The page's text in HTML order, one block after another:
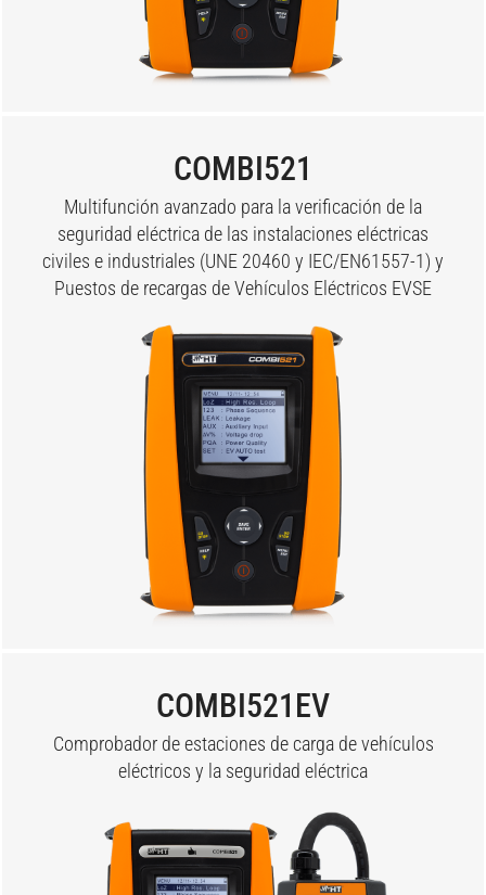
COMBI521
Multifunción avanzado para la verificación de la
seguridad eléctrica de las instalaciones eléctricas
civiles e industriales (UNE 20460 y IEC/EN61557-1) y
Puestos de recargas de Vehículos Eléctricos EVSE
COMBI521EV
Comprobador de estaciones de carga de vehículos
eléctricos y la seguridad eléctrica